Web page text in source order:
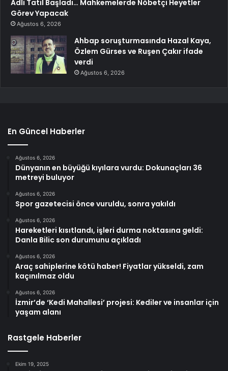
Adli Tatil Başladı… Mahkemelerde Nöbetçi Heyetler
Görev Yapacak
Ağustos 6, 2026
Ahbap soruşturmasında Hazal Kaya,
Özlem Gürses ve Ruşen Çakır ifade
verdi
Ağustos 6, 2026
En Güncel Haberler
Ağustos 6, 2026
Dünyanın en büyüğü kıyılara vurdu: Dokunaçları 36
metreyi buluyor
Ağustos 6, 2026
Spor gazetecisi önce vuruldu, sonra yakıldı
Ağustos 6, 2026
Hareketleri kısıtlandı, işleri durma noktasına geldi:
Danla Bilic son durumunu açıkladı
Ağustos 6, 2026
Araç sahiplerine kötü haber! Fiyatlar yükseldi, zam
kaçınılmaz oldu
Ağustos 6, 2026
İzmir’de ‘Kedi Mahallesi’ projesi: Kediler ve insanlar için
yaşam alanı
Rastgele Haberler
Ekim 19, 2025